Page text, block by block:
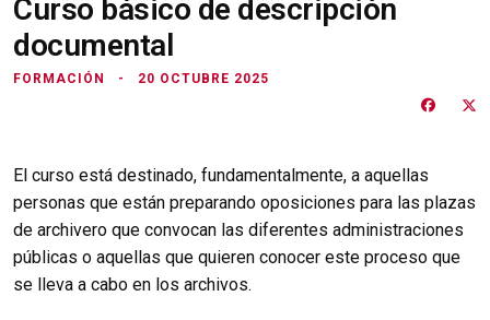
Curso básico de descripción
documental
FORMACIÓN 20 OCTUBRE 2025
El curso está destinado, fundamentalmente, a aquellas
personas que están preparando oposiciones para las plazas
de archivero que convocan las diferentes administraciones
públicas o aquellas que quieren conocer este proceso que
se lleva a cabo en los archivos.